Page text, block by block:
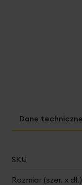
Więcej
SKU
Rozmiar (szer. x dł.)